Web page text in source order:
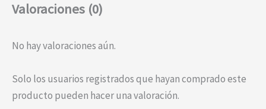
Valoraciones (0)
No hay valoraciones aún.
Solo los usuarios registrados que hayan comprado este
producto pueden hacer una valoración.